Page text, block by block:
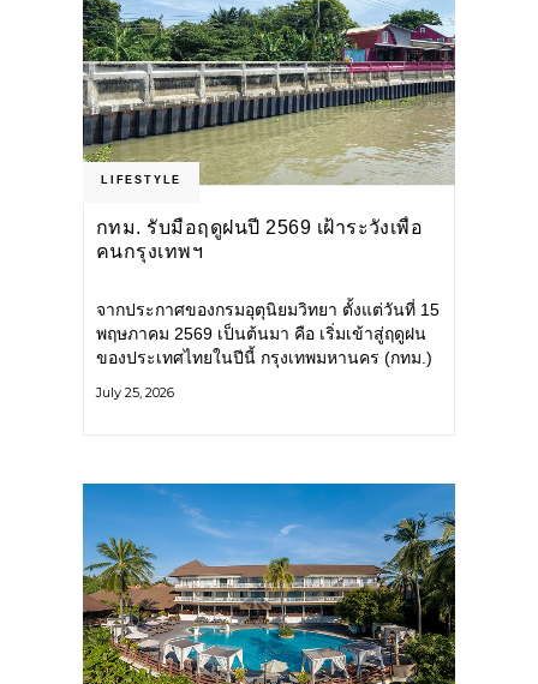
LIFESTYLE
กทม. รับมือฤดูฝนปี 2569 เฝ้าระวังเพื่อ
คนกรุงเทพฯ
จากประกาศของกรมอุตุนิยมวิทยา ตั้งแต่วันที่ 15
พฤษภาคม 2569 เป็นต้นมา คือ เริ่มเข้าสู่ฤดูฝน
ของประเทศไทยในปีนี้ กรุงเทพมหานคร (กทม.)
โครงสร้างพื้นฐาน
July 25, 2026